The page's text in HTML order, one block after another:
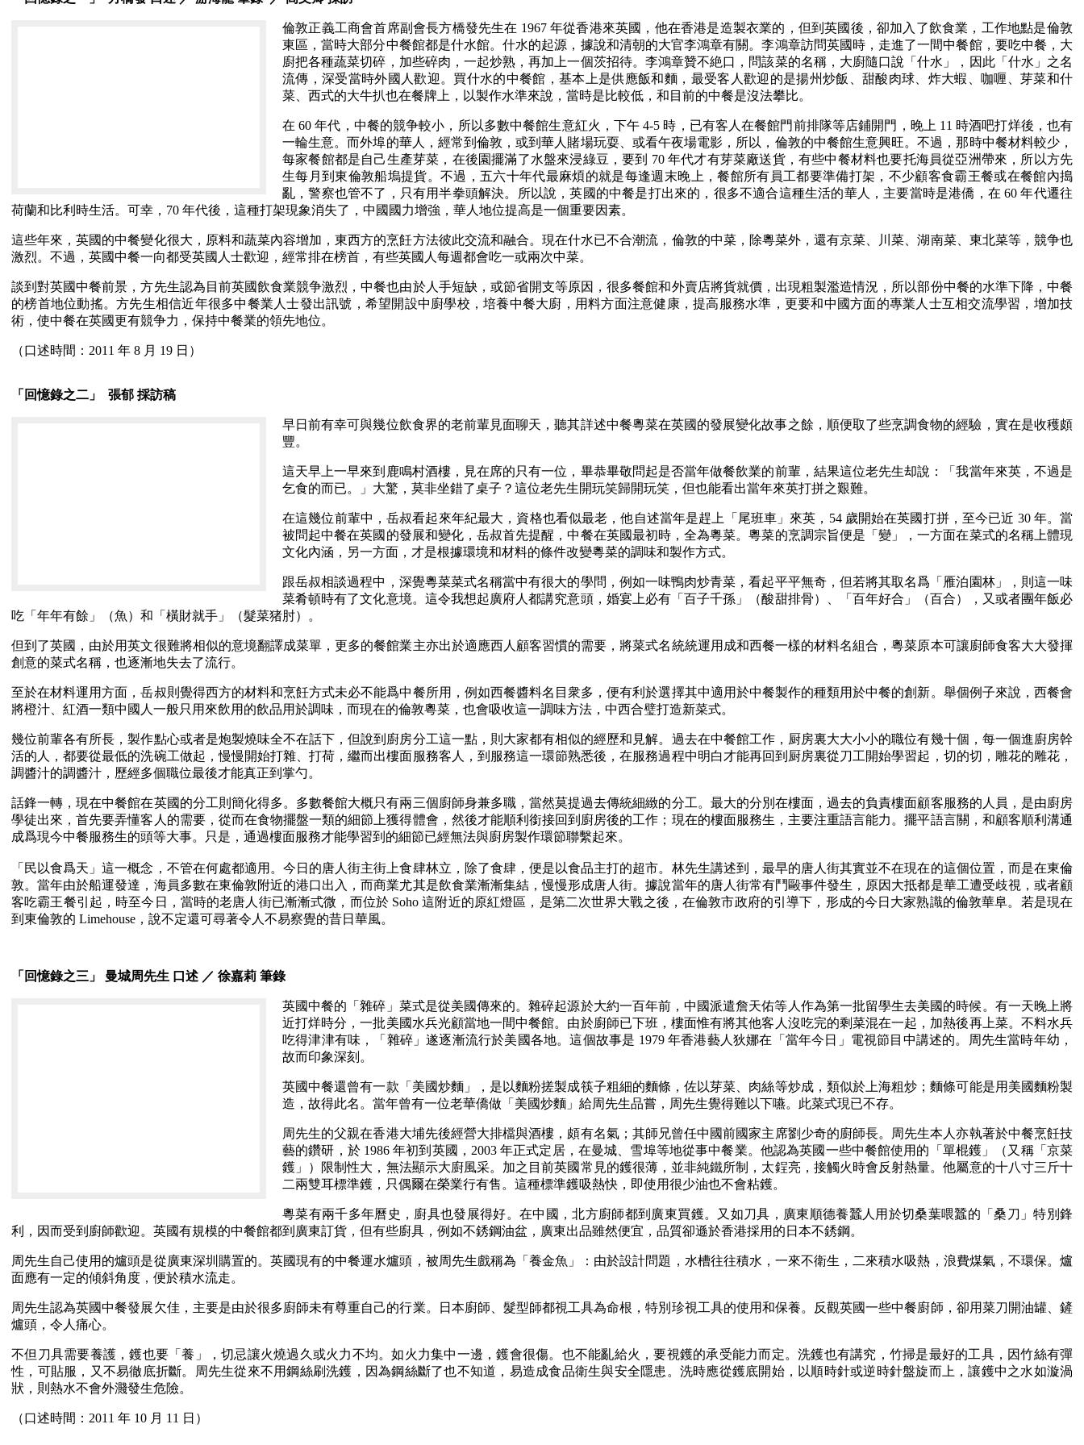
倫敦正義工商會首席副會長方橋發先生在 1967 年從香港來英國，他在香港是造製衣業的，但到英國後，卻加入了飲食業，工作地點是倫敦
東區，當時大部分中餐館都是什水館。什水的起源，據說和清朝的大官李鴻章有關。李鴻章訪問英國時，走進了一間中餐館，要吃中餐，大
廚把各種蔬菜切碎，加些碎肉，一起炒熟，再加上一個茨招待。李鴻章贊不絶口，問該菜的名稱，大廚隨口說「什水」，因此「什水」之名
流傳，深受當時外國人歡迎。買什水的中餐館，基本上是供應飯和麵，最受客人歡迎的是揚州炒飯、甜酸肉球、炸大蝦、咖喱、芽菜和什
菜、西式的大牛扒也在餐牌上，以製作水準來說，當時是比較低，和目前的中餐是沒法攀比。
在 60 年代，中餐的競争較小，所以多數中餐館生意紅火，下午 4-5 時，已有客人在餐館門前排隊等店鋪開門，晚上 11 時酒吧打烊後，也有
一輪生意。而外埠的華人，經常到倫敦，或到華人賭場玩耍、或看午夜場電影，所以，倫敦的中餐館生意興旺。不過，那時中餐材料較少，
每家餐館都是自己生產芽菜，在後園擺滿了水盤來浸綠豆，要到 70 年代才有芽菜廠送貨，有些中餐材料也要托海員從亞洲帶來，所以方先
生每月到東倫敦船塢提貨。不過，五六十年代最麻煩的就是每逢週末晚上，餐館所有員工都要準備打架，不少顧客食霸王餐或在餐館內搗
亂，警察也管不了，只有用半拳頭解決。所以說，英國的中餐是打出來的，很多不適合這種生活的華人，主要當時是港僑，在 60 年代遷往
荷蘭和比利時生活。可幸，70 年代後，這種打架現象消失了，中國國力增強，華人地位提高是一個重要因素。
這些年來，英國的中餐變化很大，原料和蔬菜內容增加，東西方的烹飪方法彼此交流和融合。現在什水已不合潮流，倫敦的中菜，除粵菜外，還有京菜、川菜、湖南菜、東北菜等，競争也
激烈。不過，英國中餐一向都受英國人士歡迎，經常排在榜首，有些英國人每週都會吃一或兩次中菜。
談到對英國中餐前景，方先生認為目前英國飲食業競争激烈，中餐也由於人手短缺，或節省開支等原因，很多餐館和外賣店將貨就價，出現粗製濫造情況，所以部份中餐的水準下降，中餐
的榜首地位動搖。方先生相信近年很多中餐業人士發出訊號，希望開設中廚學校，培養中餐大廚，用料方面注意健康，提高服務水準，更要和中國方面的專業人士互相交流學習，增加技
術，使中餐在英國更有競争力，保持中餐業的領先地位。
（口述時間：2011 年 8 月 19 日）
「回憶錄之二」 張郁 採訪稿
早日前有幸可與幾位飲食界的老前輩見面聊天，聽其詳述中餐粵菜在英國的發展變化故事之餘，順便取了些烹調食物的經驗，實在是收穫頗
豐。
這天早上一早來到鹿鳴村酒樓，見在席的只有一位，畢恭畢敬問起是否當年做餐飲業的前輩，結果這位老先生却說：「我當年來英，不過是
乞食的而已。」大驚，莫非坐錯了桌子？這位老先生開玩笑歸開玩笑，但也能看出當年來英打拼之艱難。
在這幾位前輩中，岳叔看起來年紀最大，資格也看似最老，他自述當年是趕上「尾班車」來英，54 歲開始在英國打拼，至今已近 30 年。當
被問起中餐在英國的發展和變化，岳叔首先提醒，中餐在英國最初時，全為粵菜。粵菜的烹調宗旨便是「變」，一方面在菜式的名稱上體現
文化內涵，另一方面，才是根據環境和材料的條件改變粵菜的調味和製作方式。
跟岳叔相談過程中，深覺粵菜菜式名稱當中有很大的學問，例如一味鴨肉炒青菜，看起平平無奇，但若將其取名爲「雁泊園林」，則這一味
菜肴頓時有了文化意境。這令我想起廣府人都講究意頭，婚宴上必有「百子千孫」（酸甜排骨）、「百年好合」（百合），又或者團年飯必
吃「年年有餘」（魚）和「橫財就手」（髮菜猪肘）。
但到了英國，由於用英文很難將相似的意境翻譯成菜單，更多的餐館業主亦出於適應西人顧客習慣的需要，將菜式名統統運用成和西餐一樣的材料名組合，粵菜原本可讓廚師食客大大發揮
創意的菜式名稱，也逐漸地失去了流行。
至於在材料運用方面，岳叔則覺得西方的材料和烹飪方式未必不能爲中餐所用，例如西餐醬料名目衆多，便有利於選擇其中適用於中餐製作的種類用於中餐的創新。舉個例子來說，西餐會
將橙汁、紅酒一類中國人一般只用來飲用的飲品用於調味，而現在的倫敦粵菜，也會吸收這一調味方法，中西合璧打造新菜式。
幾位前輩各有所長，製作點心或者是炮製燒味全不在話下，但說到廚房分工這一點，則大家都有相似的經歷和見解。過去在中餐館工作，厨房裏大大小小的職位有幾十個，每一個進廚房幹
活的人，都要從最低的洗碗工做起，慢慢開始打雜、打荷，繼而出樓面服務客人，到服務這一環節熟悉後，在服務過程中明白才能再回到厨房裏從刀工開始學習起，切的切，雕花的雕花，
調醬汁的調醬汁，歷經多個職位最後才能真正到掌勺。
話鋒一轉，現在中餐館在英國的分工則簡化得多。多數餐館大概只有兩三個廚師身兼多職，當然莫提過去傳統細緻的分工。最大的分別在樓面，過去的負責樓面顧客服務的人員，是由廚房
學徒出來，首先要弄懂客人的需要，從而在食物擺盤一類的細節上獲得體會，然後才能順利銜接回到廚房後的工作；現在的樓面服務生，主要注重語言能力。擺平語言關，和顧客順利溝通
成爲現今中餐服務生的頭等大事。只是，通過樓面服務才能學習到的細節已經無法與廚房製作環節聯繫起來。
「民以食爲天」這一概念，不管在何處都適用。今日的唐人街主街上食肆林立，除了食肆，便是以食品主打的超市。林先生講述到，最早的唐人街其實並不在現在的這個位置，而是在東倫
敦。當年由於船運發達，海員多數在東倫敦附近的港口出入，而商業尤其是飲食業漸漸集結，慢慢形成唐人街。據說當年的唐人街常有鬥毆事件發生，原因大抵都是華工遭受歧視，或者顧
客吃霸王餐引起，時至今日，當時的老唐人街已漸漸式微，而位於 Soho 這附近的原紅燈區，是第二次世界大戰之後，在倫敦市政府的引導下，形成的今日大家熟識的倫敦華阜。若是現在
到東倫敦的 Limehouse，說不定還可尋著令人不易察覺的昔日華風。
「回憶錄之三」 曼城周先生 口述 ／ 徐嘉莉 筆錄
英國中餐的「雜碎」菜式是從美國傳來的。雜碎起源於大約一百年前，中國派遣詹天佑等人作為第一批留學生去美國的時候。有一天晚上將
近打烊時分，一批美國水兵光顧當地一間中餐館。由於廚師已下班，樓面惟有將其他客人沒吃完的剩菜混在一起，加熱後再上菜。不料水兵
吃得津津有味，「雜碎」遂逐漸流行於美國各地。這個故事是 1979 年香港藝人狄娜在「當年今日」電視節目中講述的。周先生當時年幼，
故而印象深刻。
英國中餐還曾有一款「美國炒麵」，是以麵粉搓製成筷子粗細的麵條，佐以芽菜、肉絲等炒成，類似於上海粗炒；麵條可能是用美國麵粉製
造，故得此名。當年曾有一位老華僑做「美國炒麵」給周先生品嘗，周先生覺得難以下嚥。此菜式現已不存。
周先生的父親在香港大埔先後經營大排檔與酒樓，頗有名氣；其師兄曾任中國前國家主席劉少奇的廚師長。周先生本人亦執著於中餐烹飪技
藝的鑽研，於 1986 年初到英國，2003 年正式定居，在曼城、雪埠等地從事中餐業。他認為英國一些中餐館使用的「單棍鑊」（又稱「京菜
鑊」）限制性大，無法顯示大廚風采。加之目前英國常見的鑊很薄，並非純鐵所制，太鋥亮，接觸火時會反射熱量。他屬意的十八寸三斤十
二兩雙耳標準鑊，只偶爾在榮業行有售。這種標準鑊吸熱快，即使用很少油也不會粘鑊。
粵菜有兩千多年曆史，廚具也發展得好。在中國，北方廚師都到廣東買鑊。又如刀具，廣東順德養蠶人用於切桑葉喂蠶的「桑刀」特別鋒
利，因而受到廚師歡迎。英國有規模的中餐館都到廣東訂貨，但有些廚具，例如不銹鋼油盆，廣東出品雖然便宜，品質卻遜於香港採用的日本不銹鋼。
周先生自己使用的爐頭是從廣東深圳購置的。英國現有的中餐運水爐頭，被周先生戲稱為「養金魚」：由於設計問題，水槽往往積水，一來不衛生，二來積水吸熱，浪費煤氣，不環保。爐
面應有一定的傾斜角度，便於積水流走。
周先生認為英國中餐發展欠佳，主要是由於很多廚師未有尊重自己的行業。日本廚師、髮型師都視工具為命根，特別珍視工具的使用和保養。反觀英國一些中餐廚師，卻用菜刀開油罐、鏟
爐頭，令人痛心。
不但刀具需要養護，鑊也要「養」，切忌讓火燒過久或火力不均。如火力集中一邊，鑊會很傷。也不能亂給火，要視鑊的承受能力而定。洗鑊也有講究，竹掃是最好的工具，因竹絲有彈
性，可貼服，又不易徹底折斷。周先生從來不用鋼絲刷洗鑊，因為鋼絲斷了也不知道，易造成食品衛生與安全隱患。洗時應從鑊底開始，以順時針或逆時針盤旋而上，讓鑊中之水如漩渦
狀，則熱水不會外濺發生危險。
（口述時間：2011 年 10 月 11 日）